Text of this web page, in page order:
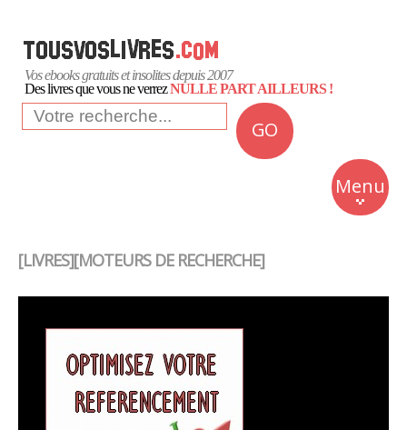
Vos ebooks gratuits et insolites depuis 2007
Des livres que vous ne verrezNULLE PART AILLEURS !
GO
Menu
Insolite
Business
[LIVRES][MOTEURS DE RECHERCHE]